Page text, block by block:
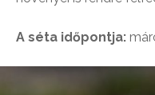
A séta időpontja: